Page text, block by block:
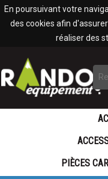
En poursuivant votre
des cookies afin
réaliser des
PIÈCES
Panneau de gestion des